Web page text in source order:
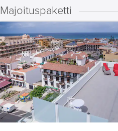
Majoituspaketti